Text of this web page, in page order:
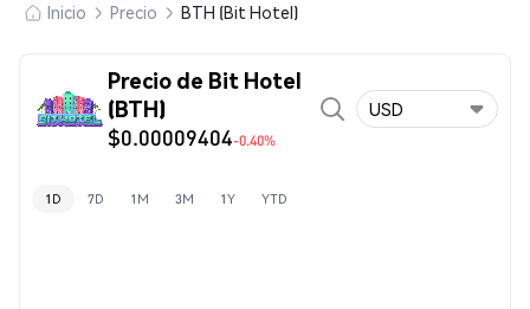
Inicio Precio BTH (Bit Hotel)
Precio de Bit Hotel
(BTH)
$0.00009404-0.40%
USD
1D 7D 1M 3M 1Y YTD